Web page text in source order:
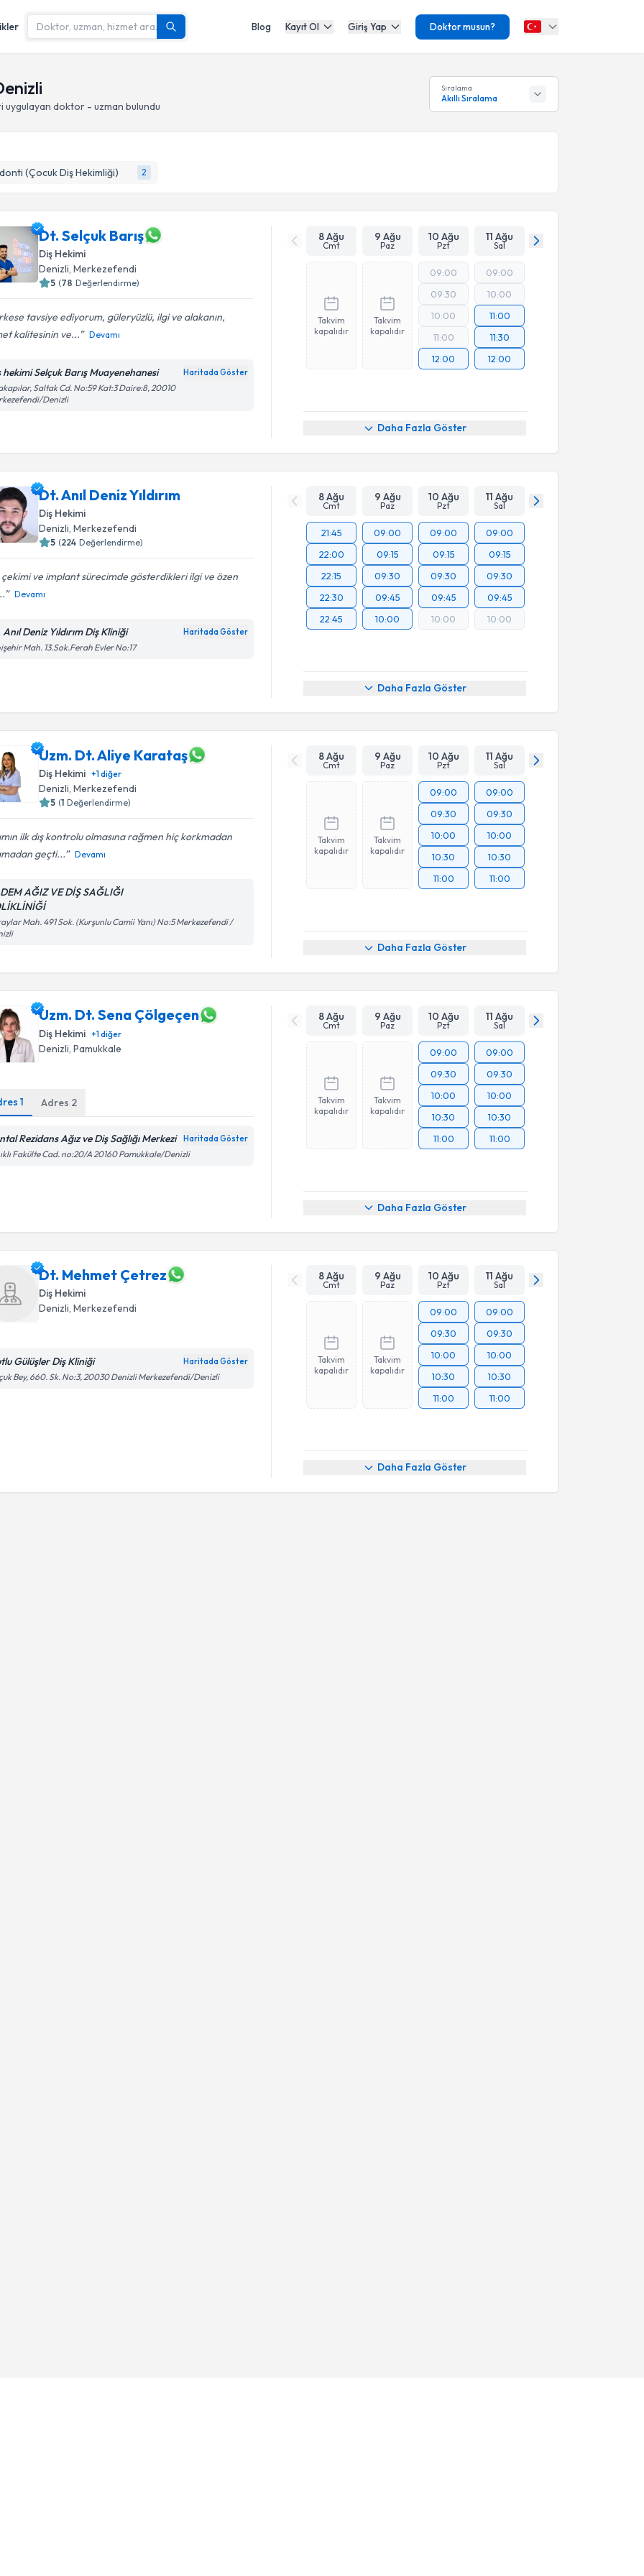
Blog Kayıt Ol Giriş Yap Doktor musun?
uygulayan doktor - uzman bulundu
Sıralama
Akıllı Sıralama
(Çocuk Diş Hekimliği) 2
Dt. Selçuk Barış
Diş Hekimi
Denizli, Merkezefendi
5 (78 Değerlendirme)
tavsiye ediyorum, güleryüzlü, ilgi ve alakanın,
kalitesinin ve...
Devamı
hekimi Selçuk Barış Muayenehanesi Haritada Göster
Saltak Cd. No:59 Kat:3 Daire:8, 20010
Denizli
8 Ağu
Cmt
9 Ağu
Paz
10 Ağu
Pzt
11 Ağu
Sal
Takvim
kapalıdır
Takvim
kapalıdır
09:00
09:30
10:00
11:00
12:00
09:00
10:00
11:00
11:30
12:00
Daha Fazla Göster
Dt. Anıl Deniz Yıldırım
Diş Hekimi
Denizli , Merkezefendi
5 (224 Değerlendirme)
çekimi ve implant sürecimde gösterdikleri ilgi ve özen
Devamı
Deniz Yıldırım Diş Kliniği Haritada Göster
Mah. 13.Sok.Ferah Evler No:17
8 Ağu
Cmt
9 Ağu
Paz
10 Ağu
Pzt
11 Ağu
Sal
21:45
22:00
22:15
22:30
22:45
09:00
09:15
09:30
09:45
10:00
09:00
09:15
09:30
09:45
10:00
09:00
09:15
09:30
09:45
10:00
Daha Fazla Göster
Uzm. Dt. Aliye Karataş
Diş Hekimi +1diğer
Denizli, Merkezefendi
5 (1 Değerlendirme)
ilk dış kontrolu olmasına rağmen hiç korkmadan
geçti...
Devamı
AĞIZ VE DİŞ SAĞLIĞI
Mah. 491 Sok. (Kurşunlu Camii Yanı) No:5 Merkezefendi /
8 Ağu
Cmt
9 Ağu
Paz
10 Ağu
Pzt
11 Ağu
Sal
Takvim
kapalıdır
Takvim
kapalıdır
09:00
09:30
10:00
10:30
11:00
09:00
09:30
10:00
10:30
11:00
Daha Fazla Göster
Uzm. Dt. Sena Çölgeçen
Diş Hekimi +1diğer
Denizli , Pamukkale
1 Adres 2
Rezidans Ağız ve Diş Sağlığı Merkezi Haritada Göster
Fakülte Cad. no:20/A 20160 Pamukkale/Denizli
8 Ağu
Cmt
9 Ağu
Paz
10 Ağu
Pzt
11 Ağu
Sal
Takvim
kapalıdır
Takvim
kapalıdır
09:00
09:30
10:00
10:30
11:00
09:00
09:30
10:00
10:30
11:00
Daha Fazla Göster
Dt. Mehmet Çetrez
Diş Hekimi
Denizli, Merkezefendi
Gülüşler Diş Kliniği Haritada Göster
Bey, 660. Sk. No:3, 20030 Denizli Merkezefendi/Denizli
8 Ağu
Cmt
9 Ağu
Paz
10 Ağu
Pzt
11 Ağu
Sal
Takvim
kapalıdır
Takvim
kapalıdır
09:00
09:30
10:00
10:30
11:00
09:00
09:30
10:00
10:30
11:00
Daha Fazla Göster